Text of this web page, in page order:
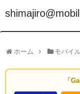
ホーム モバイ
「